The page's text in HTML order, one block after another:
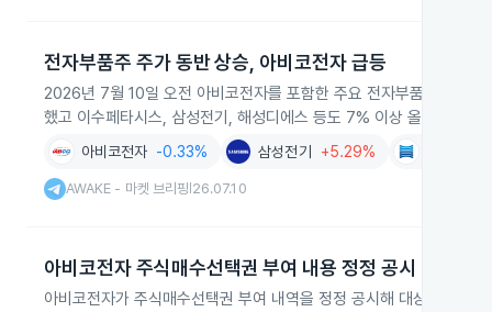
전자부품주 주가 동반 상승, 아비코전자 급등
2026년 7월 10일 오전 아비코전자를 포함한 주요 전자부품 기업들
했고 이수페타시스, 삼성전기, 해성디에스 등도 7% 이상 올랐습니다.
아비코전자 -0.33% 삼성전기 +5.29%
AWAKE - 마켓 브리핑 26.07.10
아비코전자 주식매수선택권 부여 내용 정정 공시
아비코전자가 주식매수선택권 부여 내역을 정정 공시해 대상 인원